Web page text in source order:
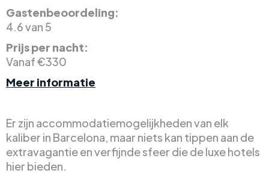
Gastenbeoordeling:
4.6 van 5
Prijs per nacht:
Vanaf €330
Meer informatie
Er zijn accommodatiemogelijkheden van elk
kaliber in Barcelona, maar niets kan tippen aan de
extravagantie en verfijnde sfeer die de luxe hotels
hier bieden.